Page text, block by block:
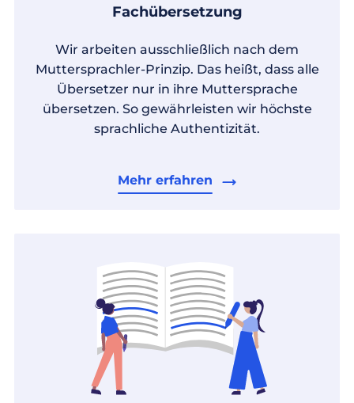
Fachübersetzung
Wir arbeiten ausschließlich nach dem
Muttersprachler-Prinzip. Das heißt, dass alle
Übersetzer nur in ihre Muttersprache
übersetzen. So gewährleisten wir höchste
sprachliche Authentizität.
Mehr erfahren